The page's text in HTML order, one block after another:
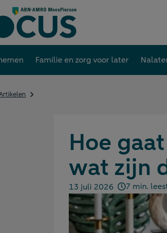
Familie en zorg voor later
Hoe
wat zijn
Gepubliceerd op:
13 juli 2026 7 min.